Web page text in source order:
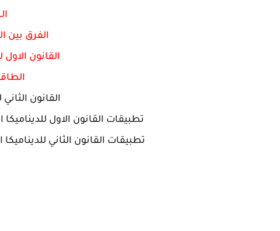
الفرق بين
القانون الاول
القانون الثاني
تطبيقات القانون الاول للديناميكا
تطبيقات القانون الثاني